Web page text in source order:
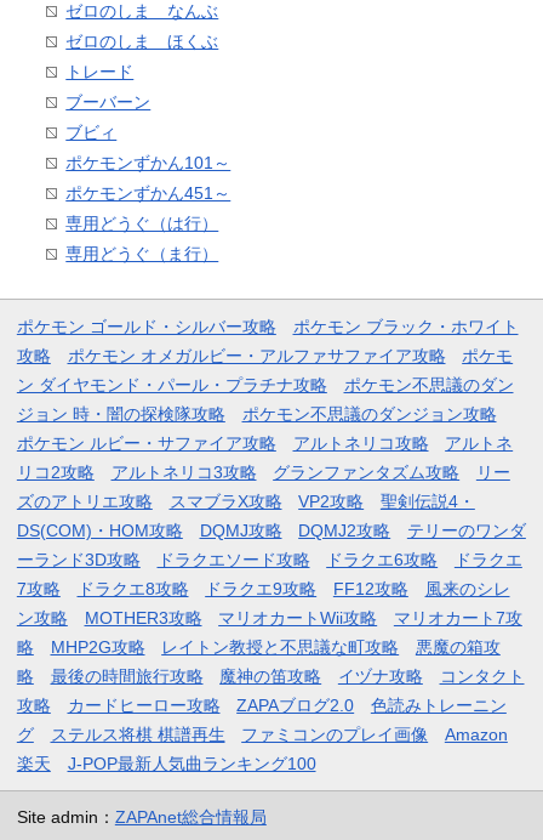
ゼロのしま なんぶ
ゼロのしま ほくぶ
トレード
ブーバーン
ブビィ
ポケモンずかん101～
ポケモンずかん451～
専用どうぐ（は行）
専用どうぐ（ま行）
ポケモン ゴールド・シルバー攻略
ポケモン ブラック・ホワイト
攻略
ポケモン オメガルビー・アルファサファイア攻略
ポケモ
ン ダイヤモンド・パール・プラチナ攻略
ポケモン不思議のダン
ジョン 時・闇の探検隊攻略
ポケモン不思議のダンジョン攻略
ポケモン ルビー・サファイア攻略
アルトネリコ攻略
アルトネ
リコ2攻略
アルトネリコ3攻略 グランファンタズム攻略
リー
ズのアトリエ攻略
スマブラX攻略 VP2攻略
聖剣伝説4・
DS(COM)・HOM攻略
DQMJ攻略 DQMJ2攻略
テリーのワンダ
ーランド3D攻略
ドラクエソード攻略 ドラクエ6攻略
ドラクエ
7攻略
ドラクエ8攻略 ドラクエ9攻略 FF12攻略
風来のシレ
ン攻略
MOTHER3攻略 マリオカートWii攻略
マリオカート7攻
略
MHP2G攻略 レイトン教授と不思議な町攻略
悪魔の箱攻
略
最後の時間旅行攻略 魔神の笛攻略 イヅナ攻略
コンタクト
攻略
カードヒーロー攻略 ZAPAブログ2.0
色読みトレーニン
グ
ステルス将棋 棋譜再生 ファミコンのプレイ画像
Amazon
楽天
J-POP最新人気曲ランキング100
Site admin： ZAPAnet総合情報局